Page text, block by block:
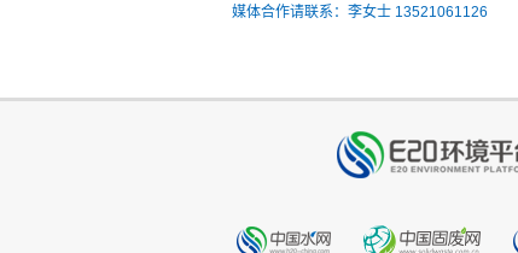
媒体合作请联系：李女士 13521061126